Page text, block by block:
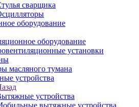
сварщика
оборудование
оборудование
установки
масляного тумана
устройства
устройства
вытяжные устройства